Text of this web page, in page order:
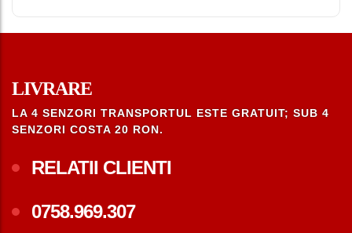
LIVRARE
LA 4 SENZORI TRANSPORTUL ESTE GRATUIT; SUB 4
SENZORI COSTA 20 RON.
RELATII CLIENTI
0758.969.307